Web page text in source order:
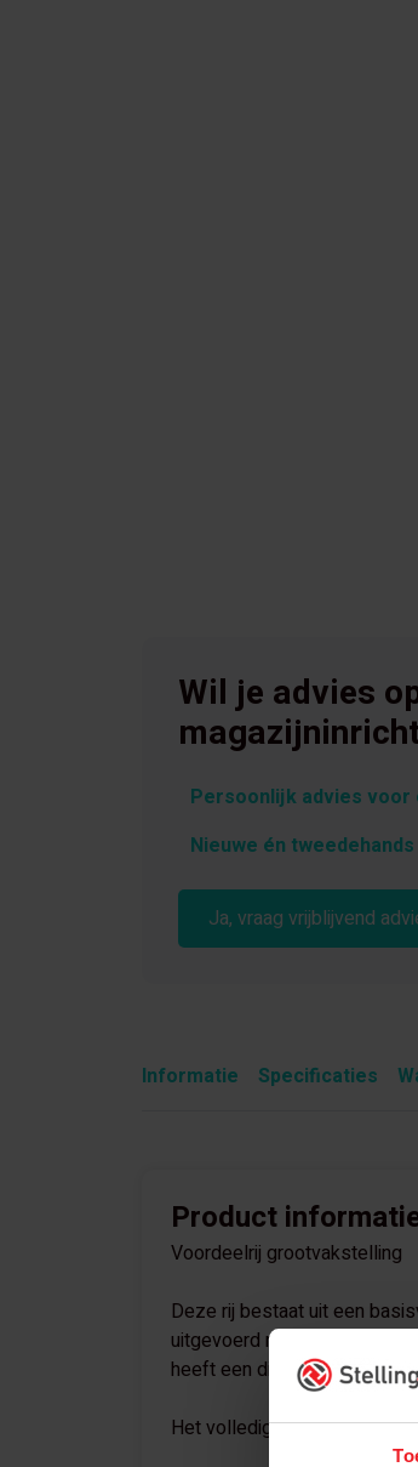
Wil je advies
Persoonlijk advies
Nieuwe én
Ja, vraag vrijblijvend
Informatie Specificaties
Product
Voordeelrij grootvakstelling
Deze rij bestaat uit een
uitgevoerd met 4 niveaus
heeft een diepte van 600
Het volledige pakket is te